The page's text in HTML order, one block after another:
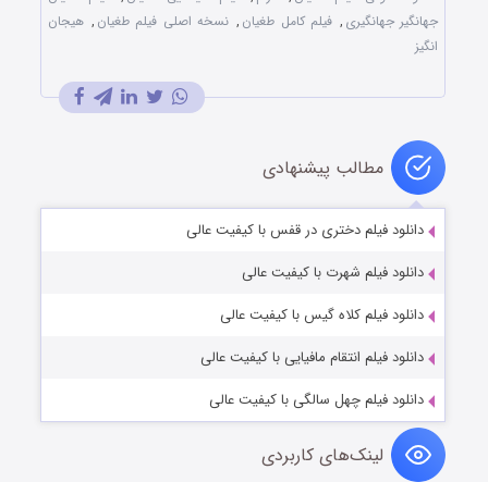
جهانگیر جهانگیری , فیلم کامل طغیان , نسخه اصلی فیلم طغیان , هیجان
انگیز
مطالب پیشنهادی
دانلود فیلم دختری در قفس با کیفیت عالی
دانلود فیلم شهرت با کیفیت عالی
دانلود فیلم کلاه گیس با کیفیت عالی
دانلود فیلم انتقام مافیایی با کیفیت عالی
دانلود فیلم چهل سالگی با کیفیت عالی
لینک‌های کاربردی